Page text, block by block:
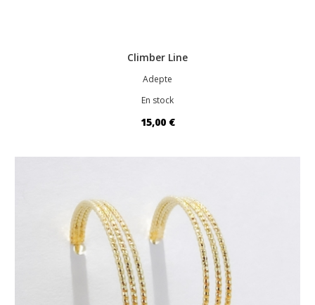
Climber Line
Adepte
En stock
15,00 €